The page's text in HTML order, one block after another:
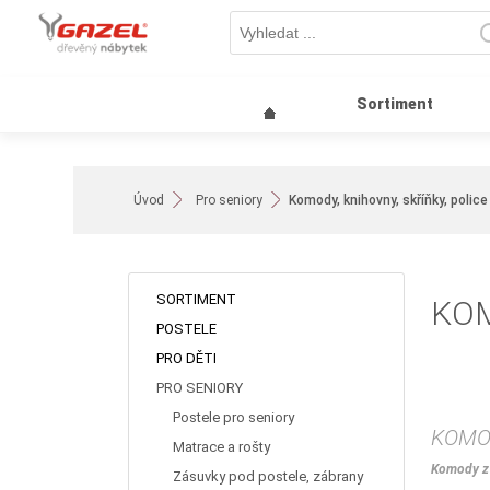
Sortiment
Úvod Pro seniory Komody, knihovny, skříňky, police
SORTIMENT
POSTELE
PRO DĚTI
PRO SENIORY
Postele pro seniory
Matrace a rošty
Zásuvky pod postele, zábrany
Komody